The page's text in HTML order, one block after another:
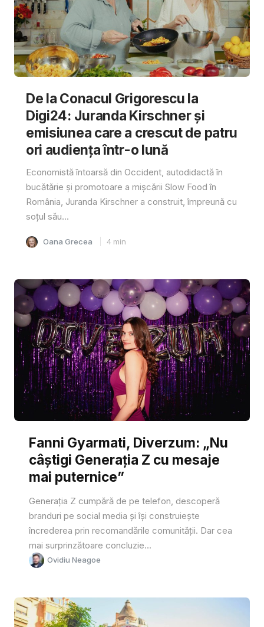
De la Conacul Grigorescu la
Digi24: Juranda Kirschner și
emisiunea care a crescut de patru
ori audiența într-o lună
Economistă întoarsă din Occident, autodidactă în
bucătărie și promotoare a mișcării Slow Food în
România, Juranda Kirschner a construit, împreună cu
soțul său...
Oana Grecea 4 min
Fanni Gyarmati, Diverzum: „Nu
câștigi Generația Z cu mesaje
mai puternice”
Generația Z cumpără de pe telefon, descoperă
branduri pe social media și își construiește
încrederea prin recomandările comunității. Dar cea
mai surprinzătoare concluzie...
Ovidiu Neagoe